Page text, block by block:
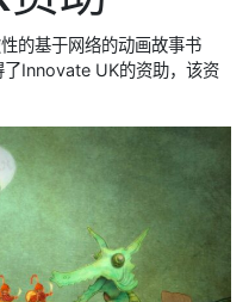
的基于网络的动画故事书
Innovate UK的资助，该资